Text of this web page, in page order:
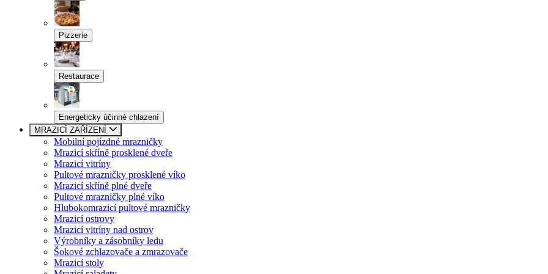
Pizzerie
Restaurace
Energeticky účinné chlazení
MRAZICÍ ZAŘÍZENÍ
Mobilní pojízdné mrazničky
Mrazicí skříně prosklené dveře
Mrazicí vitríny
Pultové mrazničky prosklené víko
Mrazicí skříně plné dveře
Pultové mrazničky plné víko
Hlubokomrazicí pultové mrazničky
Mrazicí ostrovy
Mrazicí vitríny nad ostrov
Výrobníky a zásobníky ledu
Šokové zchlazovače a zmrazovače
Mrazicí stoly